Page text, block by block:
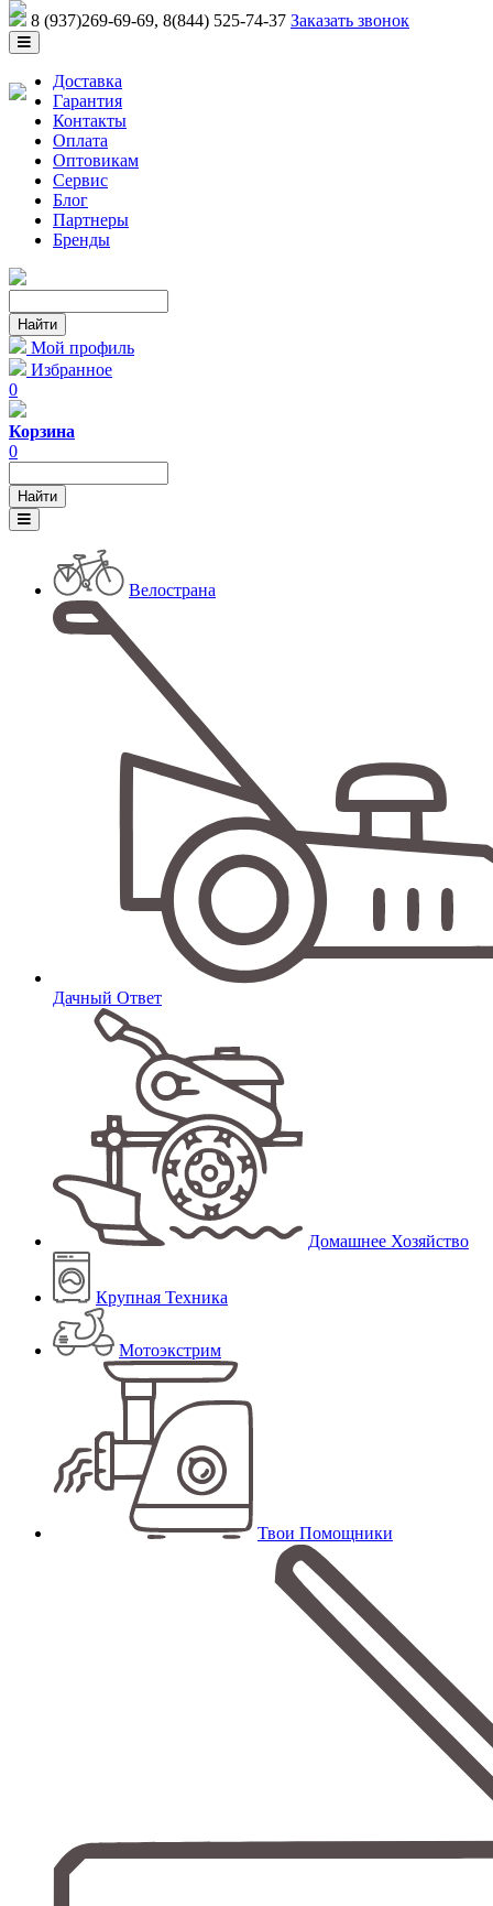
8 (937)269-69-69, 8(844) 525-74-37 Заказать звонок
Доставка
Гарантия
Контакты
Оплата
Оптовикам
Сервис
Блог
Партнеры
Бренды
Мой профиль
Избранное
0
Корзина
0
Велострана
Дачный Ответ
Домашнее Хозяйство
Крупная Техника
Мотоэкстрим
Твои Помощники